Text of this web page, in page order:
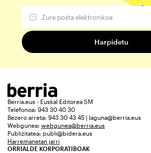
Berria.eus - Euskal Editorea SM
Telefonoa: 943 30 40 30
Bezero arreta: 943 30 43 45 | laguna@berria.eus
Webgunea: webgunea@berria.eus
Publizitatea: publi@bidera.eus
Harremanetan jarri
ORRIALDE KORPORATIBOAK